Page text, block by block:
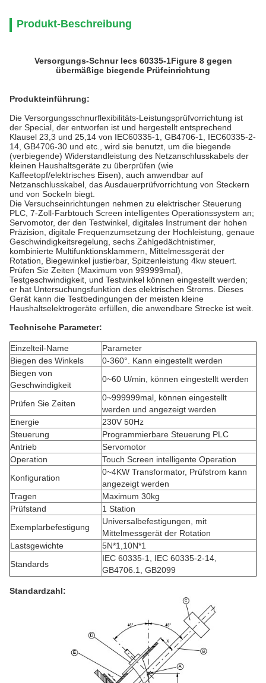
Produkt-Beschreibung
Versorgungs-Schnur Iecs 60335-1Figure 8 gegen
übermäßige biegende Prüfeinrichtung
Produkteinführung:
Die Versorgungsschnurflexibilitäts-Leistungsprüfvorrichtung ist
der Special, der entworfen ist und hergestellt entsprechend
Klausel 23,3 und 25,14 von IEC60335-1, GB4706-1, IEC60335-2-
14, GB4706-30 und etc., wird sie benutzt, um die biegende
(verbiegende) Widerstandleistung des Netzanschlusskabels der
kleinen Haushaltsgeräte zu überprüfen (wie
Kaffeetopf/elektrisches Eisen), auch anwendbar auf
Netzanschlusskabel, das Ausdauerprüfvorrichtung von Steckern
und von Sockeln biegt.
Die Versuchseinrichtungen nehmen zu elektrischer Steuerung
PLC, 7-Zoll-Farbtouch Screen intelligentes Operationssystem an;
Servomotor, der den Testwinkel, digitales Instrument der hohen
Präzision, digitale Frequenzumsetzung der Hochleistung, genaue
Geschwindigkeitsregelung, sechs Zahlgedächtnistimer,
kombinierte Multifunktionsklammern, Mittelmessgerät der
Rotation, Biegewinkel justierbar, Spitzenleistung 4kw steuert.
Prüfen Sie Zeiten (Maximum von 999999mal),
Testgeschwindigkeit, und Testwinkel können eingestellt werden;
er hat Untersuchungsfunktion des elektrischen Stroms. Dieses
Gerät kann die Testbedingungen der meisten kleine
Haushaltselektrogeräte erfüllen, die anwendbare Strecke ist weit.
Technische Parameter:
Einzelteil-Name
Parameter
Biegen des Winkels
0-360°. Kann eingestellt werden
Biegen von
Geschwindigkeit
0~60 U/min, können eingestellt werden
Prüfen Sie Zeiten
0~999999mal, können eingestellt
werden und angezeigt werden
Energie
230V 50Hz
Steuerung
Programmierbare Steuerung PLC
Antrieb
Servomotor
Operation
Touch Screen intelligente Operation
Konfiguration
0~4KW Transformator, Prüfstrom kann
angezeigt werden
Tragen
Maximum 30kg
Prüfstand
1 Station
Exemplarbefestigung
Universalbefestigungen, mit
Mittelmessgerät der Rotation
Lastsgewichte
5N*1,10N*1
Standards
IEC 60335-1, IEC 60335-2-14,
GB4706.1, GB2099
Standardzahl: